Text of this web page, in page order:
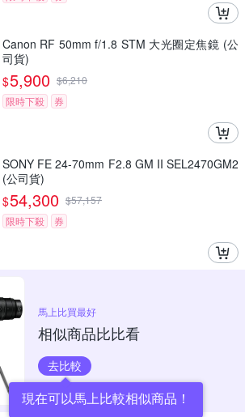
Canon RF 50mm f/1.8 STM 大光圈定焦鏡 (公
司貨)
$5,900 $6,210
限時下殺
券
SONY FE 24-70mm F2.8 GM II SEL2470GM2
(公司貨)
$54,300 $57,157
限時下殺
券
馬上比買最好
相似商品比比看
去比較
現在可以馬上比較相似商品！